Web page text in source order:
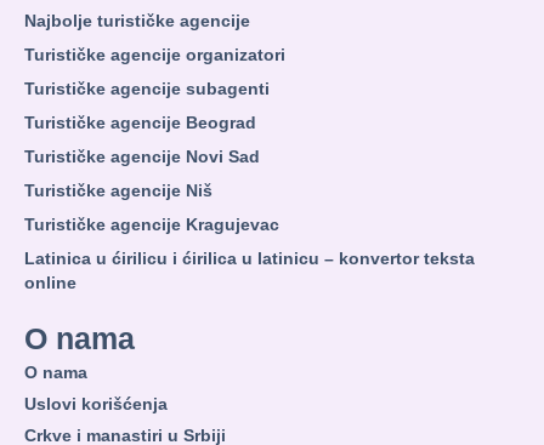
Najbolje turističke agencije
Turističke agencije organizatori
Turističke agencije subagenti
Turističke agencije Beograd
Turističke agencije Novi Sad
Turističke agencije Niš
Turističke agencije Kragujevac
Latinica u ćirilicu i ćirilica u latinicu – konvertor teksta
online
O nama
O nama
Uslovi korišćenja
Crkve i manastiri u Srbiji